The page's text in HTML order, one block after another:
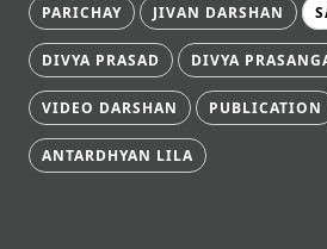
PARICHAY JIVAN DARSHAN
DIVYA PRASAD DIVYA
VIDEO DARSHAN PUBLICATION
ANTARDHYAN LILA